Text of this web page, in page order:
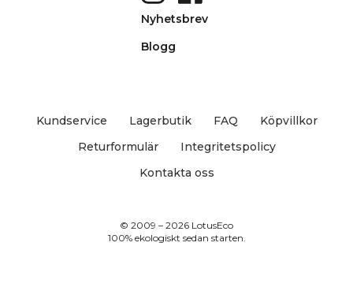
Nyhetsbrev
Blogg
Kundservice Lagerbutik FAQ
Köpvillkor
Returformulär
Integritetspolicy
Kontakta oss
© 2009 – 2026 LotusEco
100% ekologiskt sedan starten.